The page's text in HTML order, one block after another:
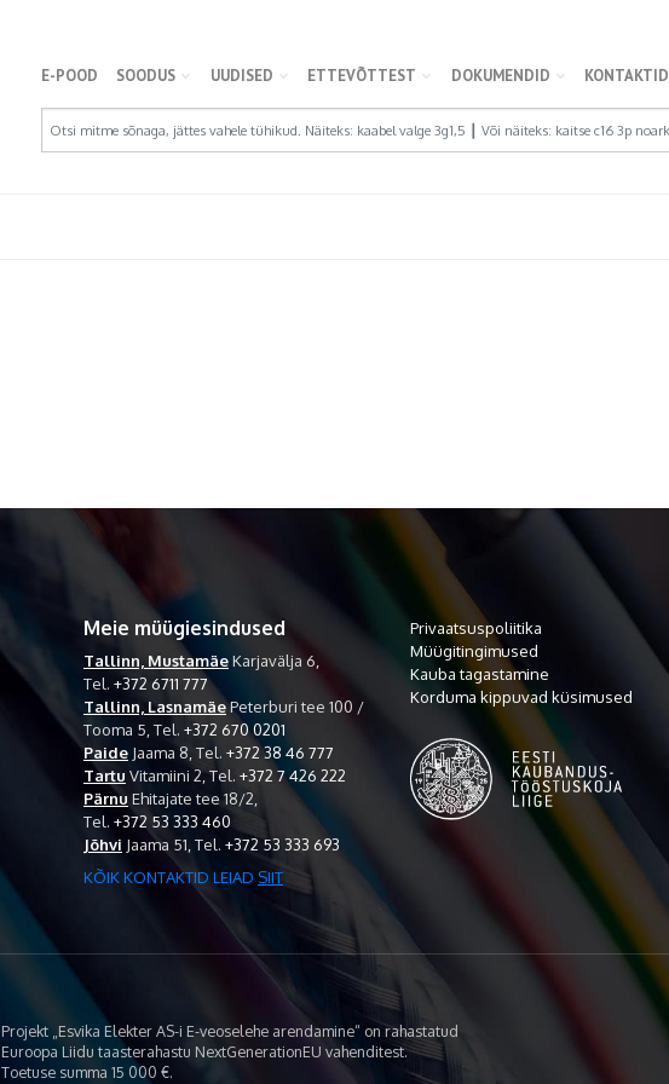
E-POOD SOODUS UUDISED ETTEVÕTTEST DOKUMENDID KONTAKTID
Meie müügiesindused
Tallinn, MustamäeKarjavälja 6,
Tel. +372 6711 777
Tallinn, LasnamäePeterburi tee 100 /
Tooma 5, Tel. +372 670 0201
Paide Jaama 8, Tel. +372 38 46 777
Tartu Vitamiini 2,Tel. +372 7 426 222
Pärnu Ehitajate tee 18/2,
Tel. +372 53 333 460
Jõhvi Jaama 51, Tel. +372 53 333 693
KÕIK KONTAKTID LEIAD SIIT
Privaatsuspoliitika
Müügitingimused
Kauba tagastamine
Korduma kippuvad küsimused
Projekt „Esvika Elekter AS-i E-veoselehe arendamine“ on rahastatud
Euroopa Liidu taasterahastu NextGenerationEU vahenditest.
Toetuse summa 15 000 €.